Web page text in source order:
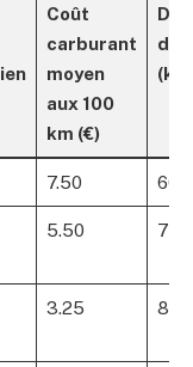
Coût
carburant
moyen
aux 100
km (€)
7.50 60
5.50 70
3.25 80